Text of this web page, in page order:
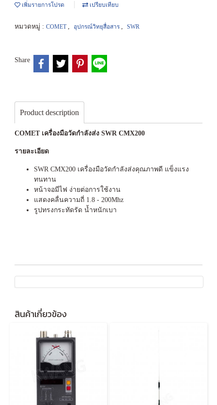
เพิ่มรายการโปรด เปรียบเทียบ
หมวดหมู่ : COMET , อุปกรณ์วิทยุสื่อสาร , SWR
Share
Product description
COMET เครื่องมือวัดกำลังส่ง SWR CMX200
รายละเอียด
SWR CMX200 เครื่องมือวัดกำลังส่งคุณภาพดี แข็งแรง
ทนทาน
หน้าจอมีไฟ ง่ายต่อการใช้งาน
แสดงคลื่นความถี่ 1.8 - 200Mhz
รูปทรงกระทัดรัด น้ำหนักเบา
สินค้าเกี่ยวข้อง